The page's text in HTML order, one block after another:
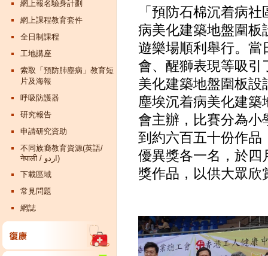
網上報名驗身計劃
網上課程教育套件
全日制課程
工地講座
索取「預防肺塵病」教育短
片及海報
呼吸防護器
研究報告
申請研究資助
不同族裔教育資源(英語/
नेपाली / اردو)
下載區域
常見問題
網誌
「預防石棉沉着病
病美化建築地盤圍板
遊樂場順利舉行。當
會、醒獅表現等吸引
美化建築地盤圍板設
塵埃沉着病美化建築
會主辦，比賽分為小
到約六百五十份作品
優異獎各一名，於四
獎作品，以供大眾欣